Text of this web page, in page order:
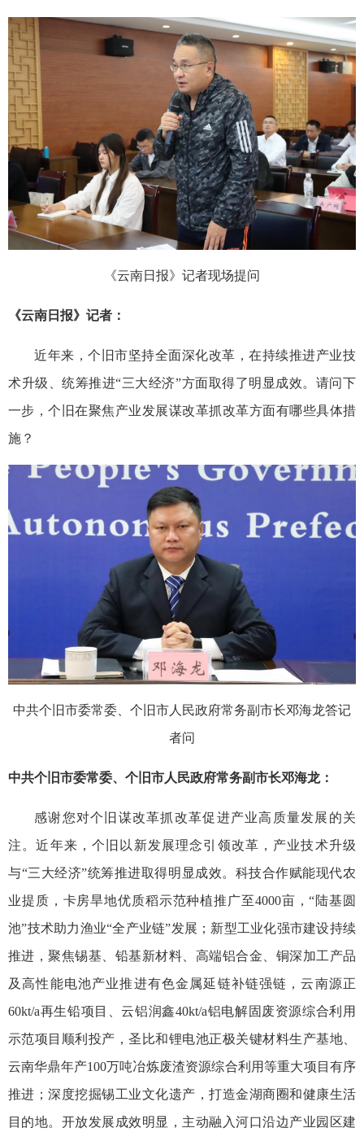
《云南日报》记者现场提问
《云南日报》记者：
近年来，个旧市坚持全面深化改革，在持续推进产业技
术升级、统筹推进“三大经济”方面取得了明显成效。请问下
一步，个旧在聚焦产业发展谋改革抓改革方面有哪些具体措
施？
中共个旧市委常委、个旧市人民政府常务副市长邓海龙答记
者问
中共个旧市委常委、个旧市人民政府常务副市长邓海龙：
感谢您对个旧谋改革抓改革促进产业高质量发展的关
注。近年来，个旧以新发展理念引领改革，产业技术升级
与“三大经济”统筹推进取得明显成效。科技合作赋能现代农
业提质，卡房旱地优质稻示范种植推广至4000亩，“陆基圆
池”技术助力渔业“全产业链”发展；新型工业化强市建设持续
推进，聚焦锡基、铅基新材料、高端铝合金、铜深加工产品
及高性能电池产业推进有色金属延链补链强链，云南源正
60kt/a再生铅项目、云铝润鑫40kt/a铝电解固废资源综合利用
示范项目顺利投产，圣比和锂电池正极关键材料生产基地、
云南华鼎年产100万吨冶炼废渣资源综合利用等重大项目有序
推进；深度挖掘锡工业文化遗产，打造金湖商圈和健康生活
目的地。开放发展成效明显，主动融入河口沿边产业园区建